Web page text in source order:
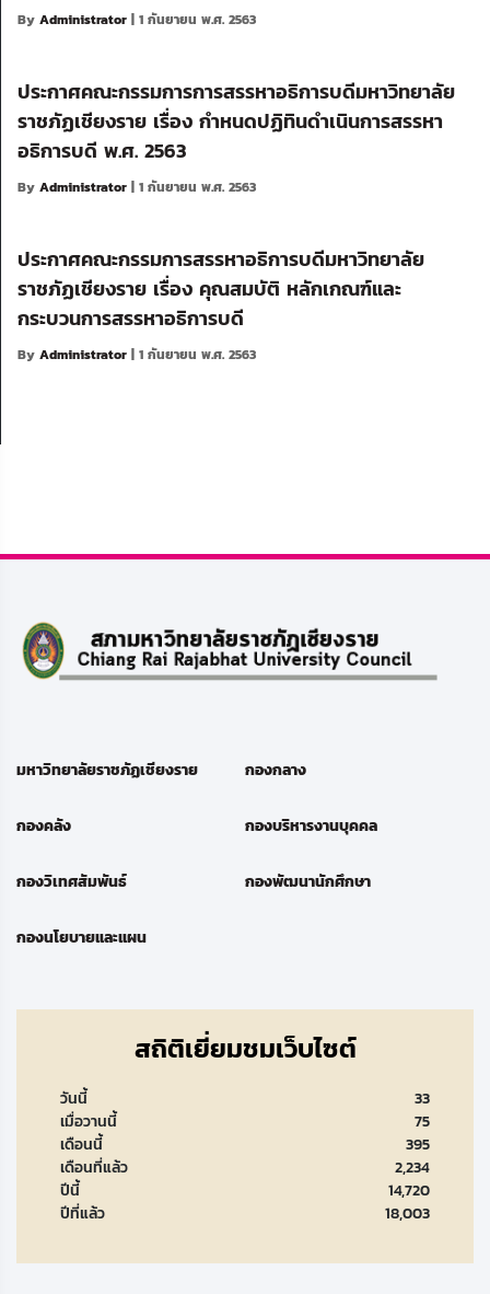
By Administrator | 1 กันยายน พ.ศ. 2563
ประกาศคณะกรรมการการสรรหาอธิการบดีมหาวิทยาลัย
ราชภัฏเชียงราย เรื่อง กำหนดปฏิทินดำเนินการสรรหา
อธิการบดี พ.ศ. 2563
By Administrator | 1 กันยายน พ.ศ. 2563
ประกาศคณะกรรมการสรรหาอธิการบดีมหาวิทยาลัย
ราชภัฏเชียงราย เรื่อง คุณสมบัติ หลักเกณฑ์และ
กระบวนการสรรหาอธิการบดี
By Administrator | 1 กันยายน พ.ศ. 2563
มหาวิทยาลัยราชภัฏเชียงราย กองกลาง
กองคลัง กองบริหารงานบุคคล
กองวิเทศสัมพันธ์ กองพัฒนานักศึกษา
กองนโยบายและแผน
สถิติเยี่ยมชมเว็บไซต์
วันนี้
33
เมื่อวานนี้
75
เดือนนี้
395
เดือนที่แล้ว
2,234
ปีนี้
14,720
ปีที่แล้ว
18,003